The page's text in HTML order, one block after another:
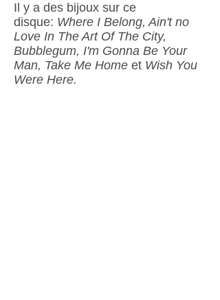
Il y a des bijoux sur ce
disque: Where I Belong, Ain't no
Love In The Art Of The City,
Bubblegum, I'm Gonna Be Your
Man, Take Me Home et Wish You
Were Here.